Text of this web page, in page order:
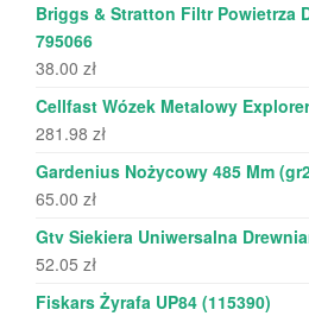
Briggs & Stratton Filtr Powietrza
795066
38.00 zł
Cellfast Wózek Metalowy
281.98 zł
Gardenius Nożycowy 485 Mm
65.00 zł
Gtv Siekiera Uniwersalna
52.05 zł
Fiskars Żyrafa UP84 (115390)